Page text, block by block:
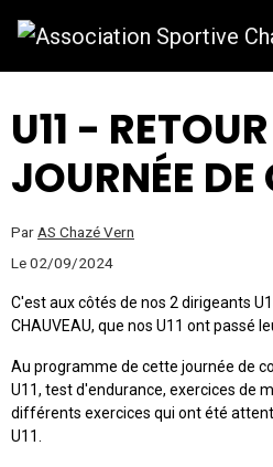
U11 -
JOURNÉE
ParAS Chazé Vern
Le 02/09/2024
C'est aux côtés de nos 2 dirigeants
CHAUVEAU, que nos U11 ont passé
Au programme de cette journée de
U11, test d'endurance, exercices de
différents exercices qui ont été
U11.